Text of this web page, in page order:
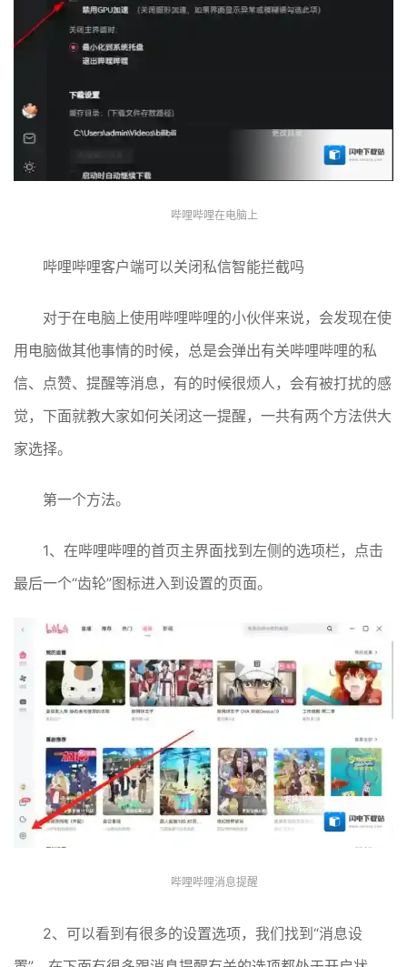
哔哩哔哩在电脑上
哔哩哔哩客户端可以关闭私信智能拦截吗
对于在电脑上使用哔哩哔哩的小伙伴来说，会发现在使
用电脑做其他事情的时候，总是会弹出有关哔哩哔哩的私
信、点赞、提醒等消息，有的时候很烦人，会有被打扰的感
觉，下面就教大家如何关闭这一提醒，一共有两个方法供大
家选择。
第一个方法。
1、在哔哩哔哩的首页主界面找到左侧的选项栏，点击
最后一个“齿轮”图标进入到设置的页面。
哔哩哔哩消息提醒
2、可以看到有很多的设置选项，我们找到“消息设